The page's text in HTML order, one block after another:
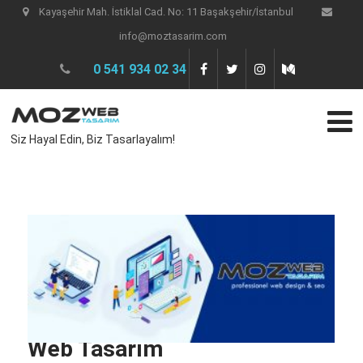
Kayaşehir Mah. İstiklal Cad. No: 11 Başakşehir/İstanbul
info@moztasarim.com
0 541 934 02 34
Siz Hayal Edin, Biz Tasarlayalım!
Web Tasarım